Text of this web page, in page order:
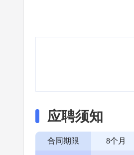
应聘须知
合同期限 8个月